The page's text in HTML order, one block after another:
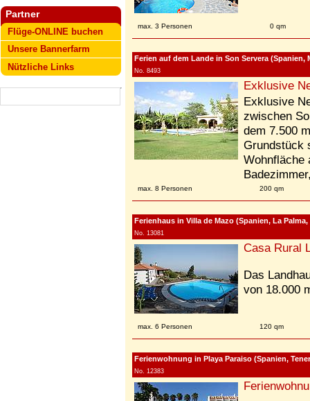
Partner
Flüge-ONLINE buchen
Unsere Bannerfarm
Nützliche Links
max. 3 Personen 0 qm
Ferien auf dem Lande in Son Servera (Spanien,
No. 8493
Exklusive
Exklusive
zwischen
dem 7.500
Grundstück
Wohnfläche
max. 8 Personen 200 qm
Ferienhaus in Villa de Mazo (Spanien, La
No. 13081
Casa Rural
Das
von 18.000
max. 6 Personen 120 qm
Ferienwohnung in Playa Paraiso (Spanien,
No. 12383